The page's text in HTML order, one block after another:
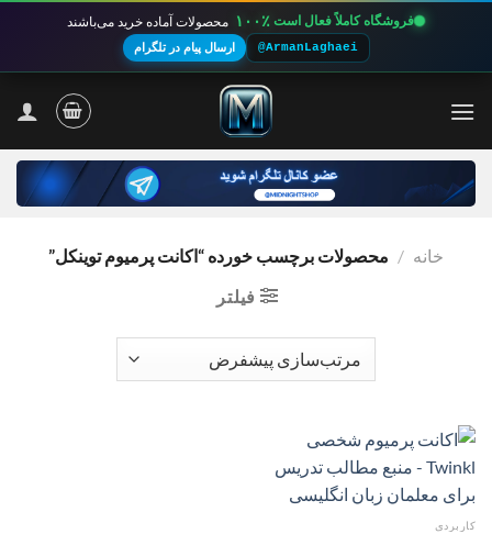
فروشگاه کاملاً فعال است ۱۰۰٪ محصولات آماده خرید می‌باشند
@ArmanLaghaei ارسال پیام در تلگرام
خانه / محصولات برچسب خورده “اکانت پرمیوم توینکل”
فیلتر
کاربردی